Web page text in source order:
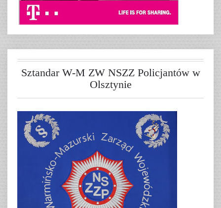
Sztandar W-M ZW NSZZ Policjantów w
Olsztynie